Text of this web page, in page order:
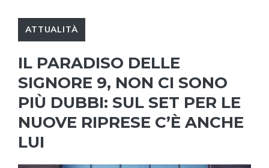
ATTUALITÀ
IL PARADISO DELLE
SIGNORE 9, NON CI SONO
PIÙ DUBBI: SUL SET PER LE
NUOVE RIPRESE C’È ANCHE
LUI